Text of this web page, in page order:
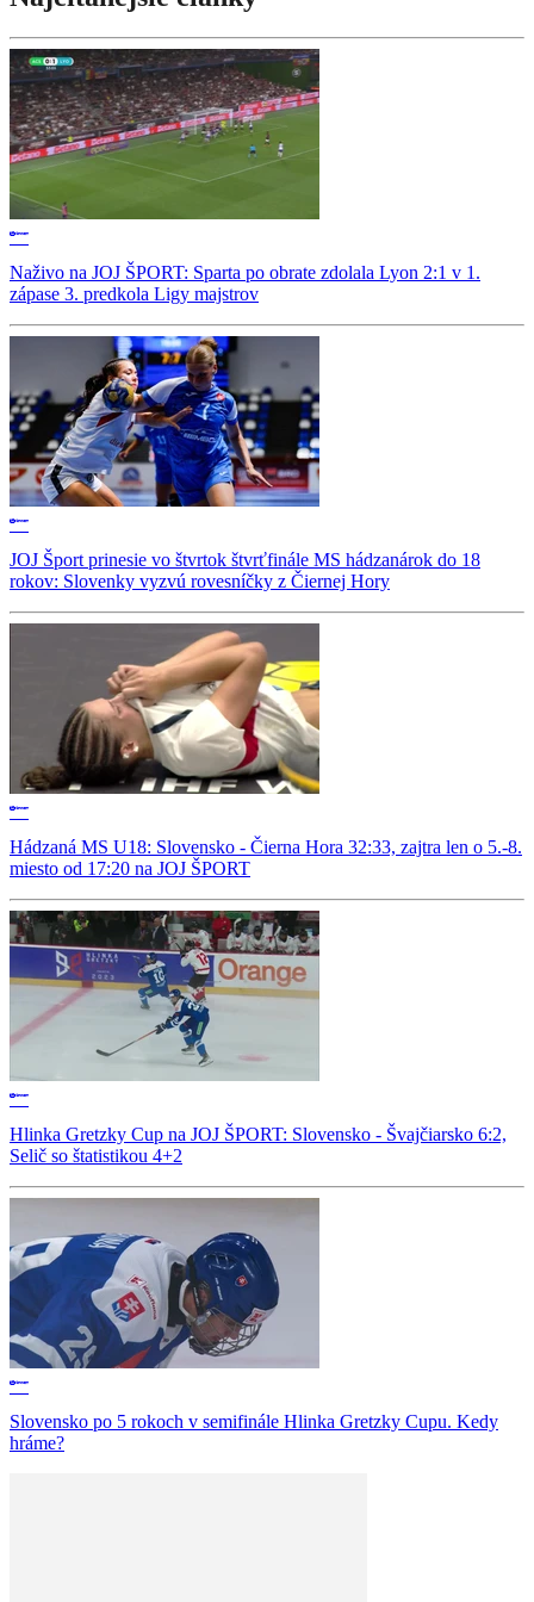
Naživo na JOJ ŠPORT: Sparta po obrate zdolala Lyon 2:1 v 1.
zápase 3. predkola Ligy majstrov
JOJ Šport prinesie vo štvrtok štvrťfinále MS hádzanárok do 18
rokov: Slovenky vyzvú rovesníčky z Čiernej Hory
Hádzaná MS U18: Slovensko - Čierna Hora 32:33, zajtra len o 5.-8.
miesto od 17:20 na JOJ ŠPORT
Hlinka Gretzky Cup na JOJ ŠPORT: Slovensko - Švajčiarsko 6:2,
Selič so štatistikou 4+2
Slovensko po 5 rokoch v semifinále Hlinka Gretzky Cupu. Kedy
hráme?